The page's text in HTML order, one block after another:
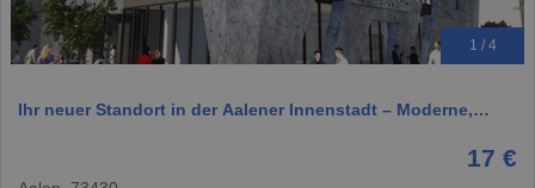
1 / 4
Ihr neuer Standort in der Aalener Innenstadt – Moderne,…
17 €